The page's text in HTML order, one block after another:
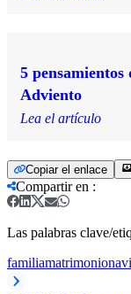
5
Adviento
Lea el artículo
Copiar el enlace
Compartir en :
Las palabras clave/
familiamatrimonio